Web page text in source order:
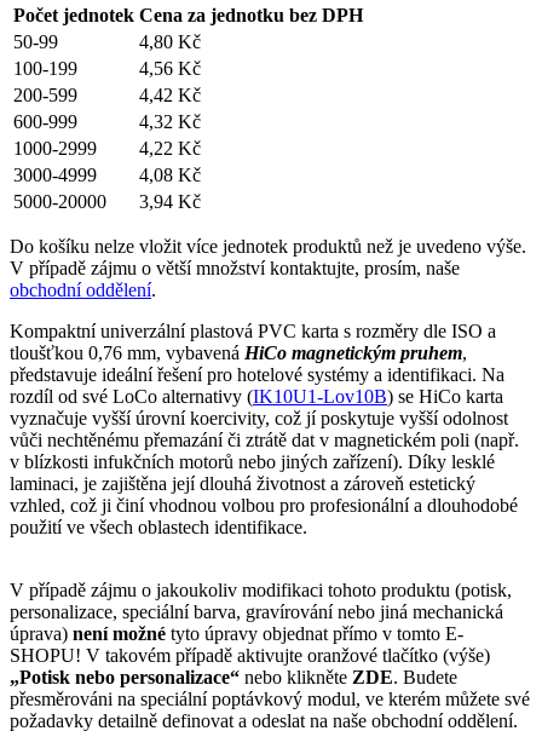
Počet jednotek Cena za jednotku bez DPH
50-99
4,80 Kč
100-199
4,56 Kč
200-599
4,42 Kč
600-999
4,32 Kč
1000-2999
4,22 Kč
3000-4999
4,08 Kč
5000-20000
3,94 Kč
Do košíku nelze vložit více jednotek produktů než je uvedeno výše.
V případě zájmu o větší množství kontaktujte, prosím, naše
obchodní oddělení.
Kompaktní univerzální plastová PVC karta s rozměry dle ISO a
tloušťkou 0,76 mm, vybavená HiCo magnetickým pruhem,
představuje ideální řešení pro hotelové systémy a identifikaci. Na
rozdíl od své LoCo alternativy (IK10U1-Lov10B) se HiCo karta
vyznačuje vyšší úrovní koercivity, což jí poskytuje vyšší odolnost
vůči nechtěnému přemazání či ztrátě dat v magnetickém poli (např.
v blízkosti infukčních motorů nebo jiných zařízení). Díky lesklé
laminaci, je zajištěna její dlouhá životnost a zároveň estetický
vzhled, což ji činí vhodnou volbou pro profesionální a dlouhodobé
použití ve všech oblastech identifikace.
V případě zájmu o jakoukoliv modifikaci tohoto produktu (potisk,
personalizace, speciální barva, gravírování nebo jiná mechanická
úprava) není možné tyto úpravy objednat přímo v tomto E-
SHOPU! V takovém případě aktivujte oranžové tlačítko (výše)
„Potisk nebo personalizace“ nebo klikněte ZDE. Budete
přesměrováni na speciální poptávkový modul, ve kterém můžete své
požadavky detailně definovat a odeslat na naše obchodní oddělení.